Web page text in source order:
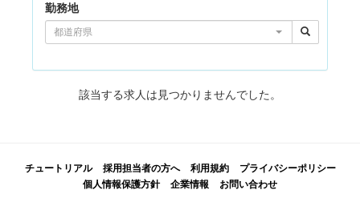
勤務地
都道府県
該当する求人は見つかりませんでした。
チュートリアル 採用担当者の方へ 利用規約
プライバシーポリシー
個人情報保護方針
企業情報 お問い合わせ